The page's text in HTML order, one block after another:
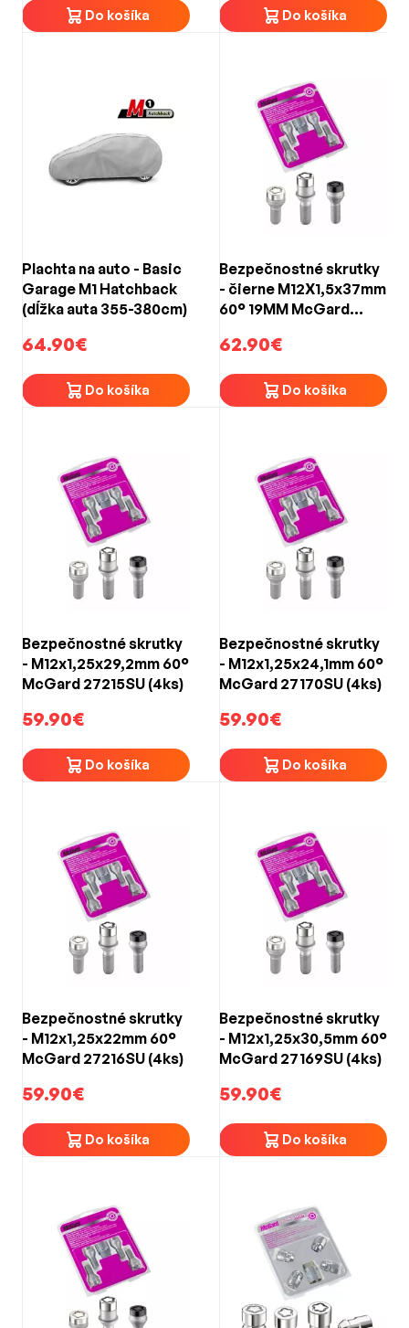
Do košíka Do košíka
Plachta na auto - Basic
Garage M1 Hatchback
(dĺžka auta 355-380cm)
64.90€
Do košíka
Bezpečnostné skrutky
- čierne M12X1,5x37mm
60° 19MM McGard
EDITION (4ks)
62.90€
Do košíka
Bezpečnostné skrutky
- M12x1,25x29,2mm 60°
McGard 27215SU (4ks)
59.90€
Do košíka
Bezpečnostné skrutky
- M12x1,25x24,1mm 60°
McGard 27170SU (4ks)
59.90€
Do košíka
Bezpečnostné skrutky
- M12x1,25x22mm 60°
McGard 27216SU (4ks)
59.90€
Do košíka
Bezpečnostné skrutky
- M12x1,25x30,5mm 60°
McGard 27169SU (4ks)
59.90€
Do košíka